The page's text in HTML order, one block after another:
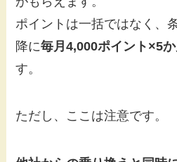
ポイントは一括ではなく、
降に毎月4,000ポイント×5か
す。
ただし、ここは注意です。